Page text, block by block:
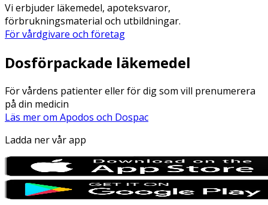
Vi erbjuder läkemedel, apoteksvaror,
förbrukningsmaterial och utbildningar.
För vårdgivare och företag
Dosförpackade läkemedel
För vårdens patienter eller för dig som vill prenumerera
på din medicin
Läs mer om Apodos och Dospac
Ladda ner vår app